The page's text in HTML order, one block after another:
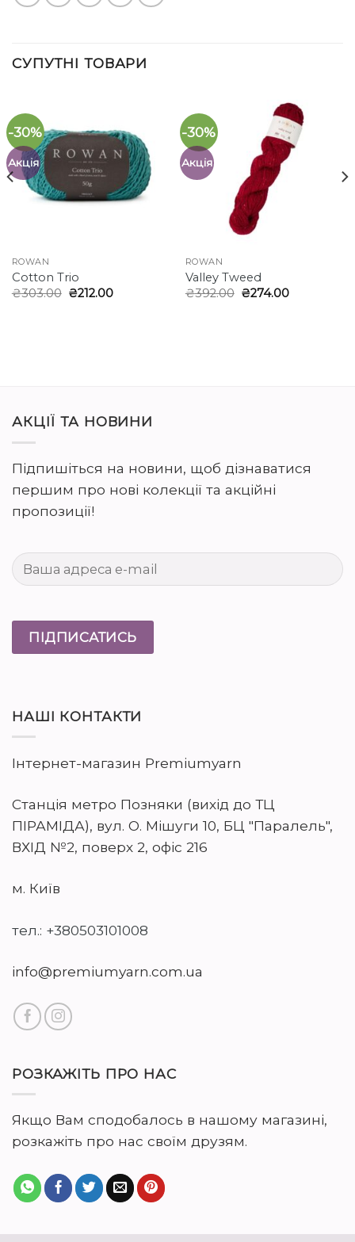
СУПУТНІ ТОВАРИ
-30%
Акція
ROWAN
Cotton Trio
₴303.00 Оригінальна
₴212.00Поточна
-30%
Акція
ROWAN
Valley Tweed
₴392.00 Оригінальна
₴274.00Поточна
АКЦІЇ ТА НОВИНИ
Підпишіться на новини, щоб дізнаватися
першим про нові колекції та акційні
пропозиції!
НАШІ КОНТАКТИ
Інтернет-магазин Premiumyarn
Станція метро Позняки (вихід до ТЦ
ПІРАМІДА), вул. О. Мішуги 10, БЦ "Паралель",
ВХІД №2, поверх 2, офіс 216
м. Київ
тел.: +380503101008
info@premiumyarn.com.ua
РОЗКАЖІТЬ ПРО НАС
Якщо Вам сподобалось в нашому магазині,
розкажіть про нас своїм друзям.